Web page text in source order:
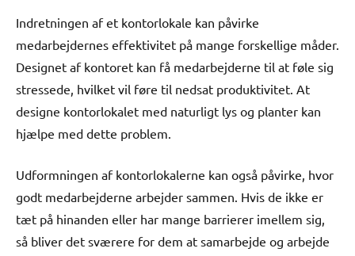
Indretningen af et kontorlokale kan påvirke
medarbejdernes effektivitet på mange forskellige måder.
Designet af kontoret kan få medarbejderne til at føle sig
stressede, hvilket vil føre til nedsat produktivitet. At
designe kontorlokalet med naturligt lys og planter kan
hjælpe med dette problem.
Udformningen af kontorlokalerne kan også påvirke, hvor
godt medarbejderne arbejder sammen. Hvis de ikke er
tæt på hinanden eller har mange barrierer imellem sig,
så bliver det sværere for dem at samarbejde og arbejde